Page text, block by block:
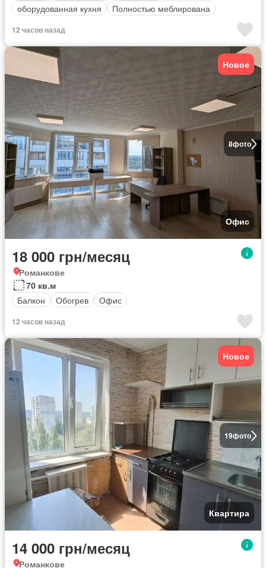
оборудованная кухня
Полностью меблирована
12 часов назад
8фото
Новое
Офис
18 000 грн/месяц
Романкове
70 кв.м
Балкон
Обогрев Офис
12 часов назад
19фото
Новое
Квартира
14 000 грн/месяц
Романкове